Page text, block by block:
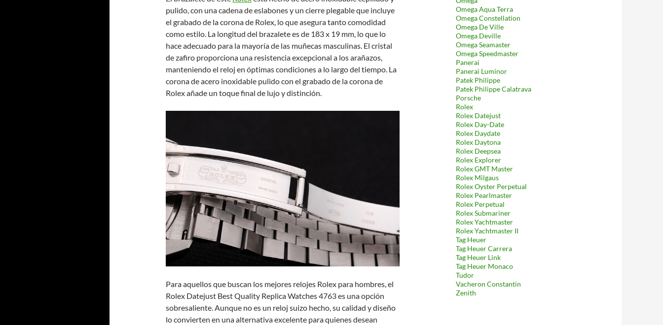
pulido, con una cadena de eslabones y un cierre plegable que incluye
el grabado de la corona de Rolex, lo que asegura tanto comodidad
como estilo. La longitud del brazalete es de 183 x 19 mm, lo que lo
hace adecuado para la mayoría de las muñecas masculinas. El cristal
de zafiro proporciona una resistencia excepcional a los arañazos,
manteniendo el reloj en óptimas condiciones a lo largo del tiempo. La
corona de acero inoxidable pulido con el grabado de la corona de
Rolex añade un toque final de lujo y distinción.
Para aquellos que buscan los mejores relojes Rolex para hombres, el
Rolex Datejust Best Quality Replica Watches 4763 es una opción
sobresaliente. Aunque no es un reloj suizo hecho, su calidad y diseño
lo convierten en una alternativa excelente para quienes desean
Omega Aqua Terra
Omega Constellation
Omega De Ville
Omega Deville
Omega Seamaster
Omega Speedmaster
Panerai
Panerai Luminor
Patek Philippe
Patek Philippe Calatrava
Porsche
Rolex
Rolex Datejust
Rolex Day-Date
Rolex Daydate
Rolex Daytona
Rolex Deepsea
Rolex Explorer
Rolex GMT Master
Rolex Milgaus
Rolex Oyster Perpetual
Rolex Pearlmaster
Rolex Perpetual
Rolex Submariner
Rolex Yachtmaster
Rolex Yachtmaster II
Tag Heuer
Tag Heuer Carrera
Tag Heuer Link
Tag Heuer Monaco
Tudor
Vacheron Constantin
Zenith